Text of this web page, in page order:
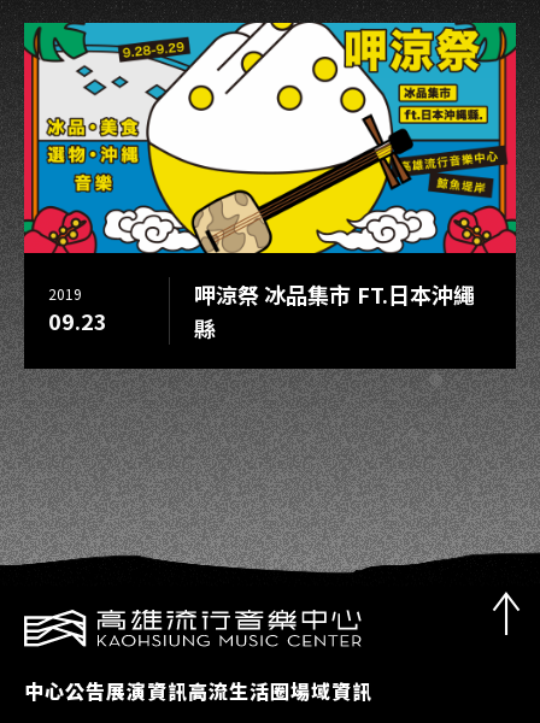
2019
09.23
呷涼祭 冰品集市 FT.日本沖繩
縣
中心公告展演資訊高流生活圈場域資訊